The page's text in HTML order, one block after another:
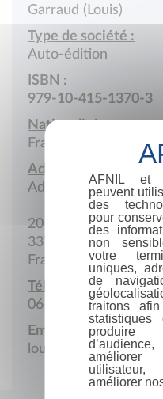
Garraud (Louis)
Type de société :
Auto-édition
ISBN :
979-10-415-1370-3
Nationalité :
France
Adresse :
Adresse postale
20 Rue de la Source
33700 Mérignac
France
Téléphone portable :
06 09 30 02 92
Email :
AFNIL et
peuvent
des
pour
des
non
votre
uniques,
de
traitons
statistiques
produire
améliorer